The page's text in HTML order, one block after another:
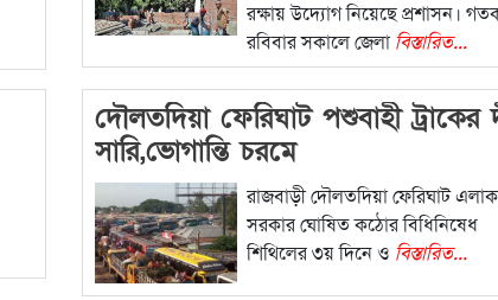
রক্ষায় উদ্যোগ নিয়েছে প্রশাসন।
রবিবার সকালে জেলা বিস্তারিত...
দৌলতদিয়া ফেরিঘাট পশুবাহী ট্রাকের
সারি,ভোগান্তি চরমে
রাজবাড়ী দৌলতদিয়া ফেরিঘাট
সরকার ঘোষিত কঠোর বিধিনিষেধ
শি‌থি‌লের ৩য় দিনে ও বিস্তারিত...